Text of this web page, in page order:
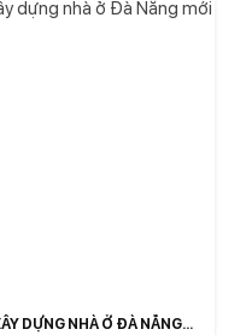
DỰNG NHÀ Ở ĐÀ NẴNG